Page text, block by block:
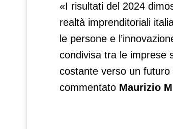
«I risultati del 2024
realtà imprenditoriali
le persone e
condivisa tra le imprese
costante verso un
commentato Maurizio